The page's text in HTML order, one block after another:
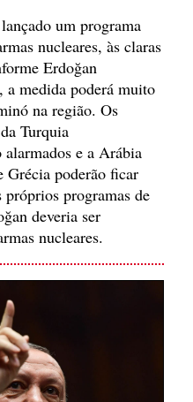
um programa
nucleares, às claras
Erdoğan
a medida poderá muito
na região. Os
Turquia
e a Arábia
poderão ficar
próprios programas de
deveria ser
nucleares.